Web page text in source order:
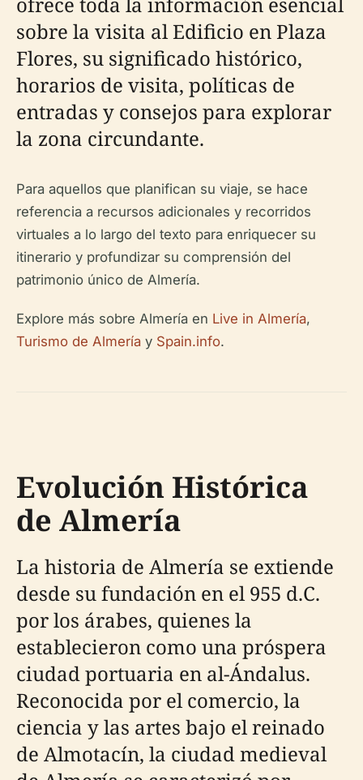
sobre la visita al Edificio en Plaza
Flores, su significado histórico,
horarios de visita, políticas de
entradas y consejos para explorar
la zona circundante.
Para aquellos que planifican su viaje, se hace
referencia a recursos adicionales y recorridos
virtuales a lo largo del texto para enriquecer su
itinerario y profundizar su comprensión del
patrimonio único de Almería.
Explore más sobre Almería en Live in Almería,
Turismo de Almería y Spain.info.
Evolución Histórica
de Almería
La historia de Almería se extiende
desde su fundación en el 955 d.C.
por los árabes, quienes la
establecieron como una próspera
ciudad portuaria en al-Ándalus.
Reconocida por el comercio, la
ciencia y las artes bajo el reinado
de Almotacín, la ciudad medieval